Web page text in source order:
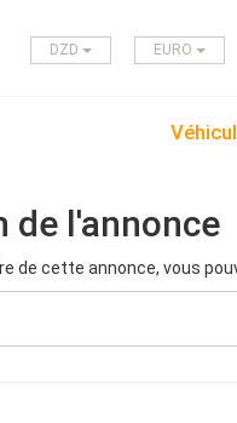
DZD EURO
de l'annonce
de cette annonce, vous